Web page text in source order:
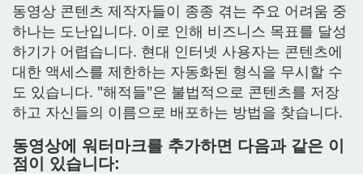
동영상 콘텐츠 제작자들이 종종 겪는 주요 어려움 중
하나는 도난입니다. 이로 인해 비즈니스 목표를 달성
하기가 어렵습니다. 현대 인터넷 사용자는 콘텐츠에
대한 액세스를 제한하는 자동화된 형식을 무시할 수
도 있습니다. "해적들"은 불법적으로 콘텐츠를 저장
하고 자신들의 이름으로 배포하는 방법을 찾습니다.
동영상에 워터마크를 추가하면 다음과 같은 이
점이 있습니다: